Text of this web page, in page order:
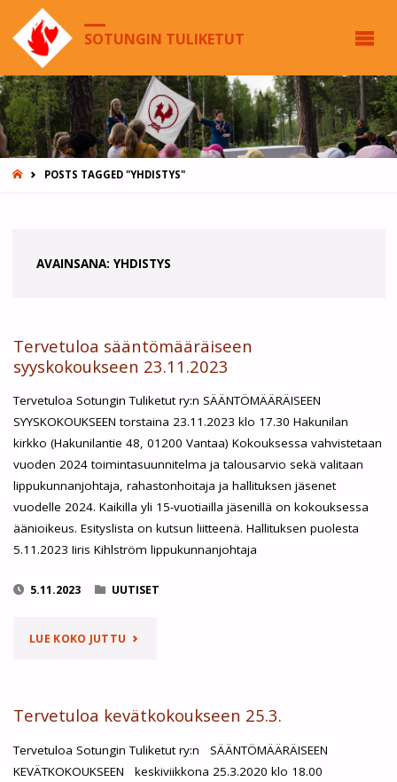
SOTUNGIN TULIKETUT
HOMEPOSTS TAGGED "YHDISTYS"
AVAINSANA: YHDISTYS
Tervetuloa sääntömääräiseen
syyskokoukseen 23.11.2023
Tervetuloa Sotungin Tuliketut ry:n SÄÄNTÖMÄÄRÄISEEN
SYYSKOKOUKSEEN torstaina 23.11.2023 klo 17.30 Hakunilan
kirkko (Hakunilantie 48, 01200 Vantaa) Kokouksessa vahvistetaan
vuoden 2024 toimintasuunnitelma ja talousarvio sekä valitaan
lippukunnanjohtaja, rahastonhoitaja ja hallituksen jäsenet
vuodelle 2024. Kaikilla yli 15-vuotiailla jäsenillä on kokouksessa
äänioikeus. Esityslista on kutsun liitteenä. Hallituksen puolesta
5.11.2023 Iiris Kihlström lippukunnanjohtaja
5.11.2023 UUTISET
LUE KOKO JUTTU "TERVETULOA
SYYSKOKOUKSEEN
23.11.2023"
Tervetuloa kevätkokoukseen 25.3.
Tervetuloa Sotungin Tuliketut ry:n SÄÄNTÖMÄÄRÄISEEN
KEVÄTKOKOUKSEEN keskiviikkona 25.3.2020 klo 18.00